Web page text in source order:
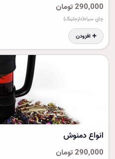
290,000 تومان
چای سیاه(دارجلینگ)
➕ افزودن
انواع دمنوش
290,000 تومان